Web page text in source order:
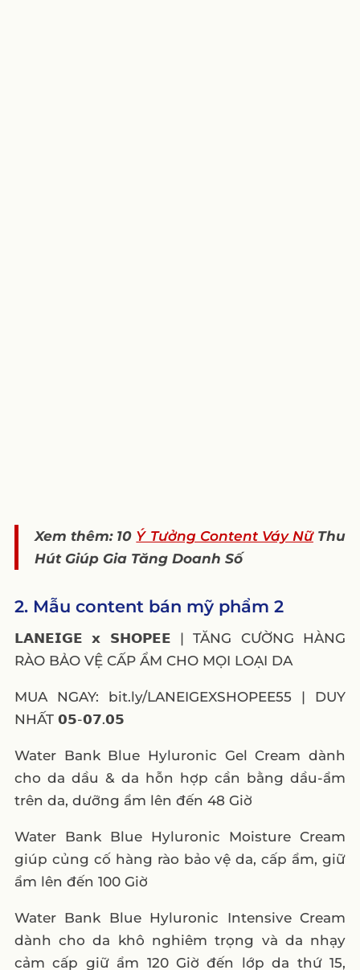
Xem thêm: 10 Ý Tưởng Content Váy NữThu
Hút Giúp Gia Tăng Doanh Số
2. Mẫu content bán mỹ phẩm 2
𝗟𝗔𝗡𝗘𝗜𝗚𝗘 𝘅 𝗦𝗛𝗢𝗣𝗘𝗘 | TĂNG CƯỜNG HÀNG
RÀO BẢO VỆ CẤP ẨM CHO MỌI LOẠI DA
MUA NGAY: bit.ly/LANEIGEXSHOPEE55 | DUY
NHẤT 𝟬𝟱-𝟬𝟳.𝟬𝟱
Water Bank Blue Hyluronic Gel Cream dành
cho da dầu & da hỗn hợp cần bằng dầu-ẩm
trên da, dưỡng ẩm lên đến 48 Giờ
Water Bank Blue Hyluronic Moisture Cream
giúp củng cố hàng rào bảo vệ da, cấp ẩm, giữ
ẩm lên đến 100 Giờ
Water Bank Blue Hyluronic Intensive Cream
dành cho da khô nghiêm trọng và da nhạy
cảm cấp giữ ẩm 120 Giờ đến lớp da thứ 15,